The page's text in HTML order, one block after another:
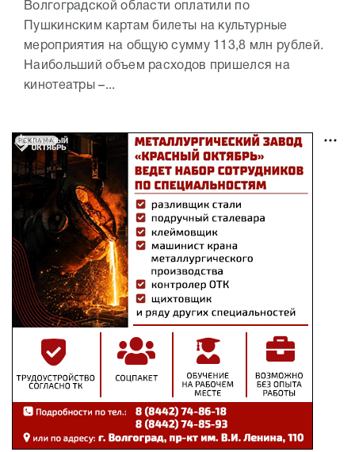
Волгоградской области оплатили по
Пушкинским картам билеты на культурные
мероприятия на общую сумму 113,8 млн рублей.
Наибольший объем расходов пришелся на
кинотеатры –...
РЕКЛАМА